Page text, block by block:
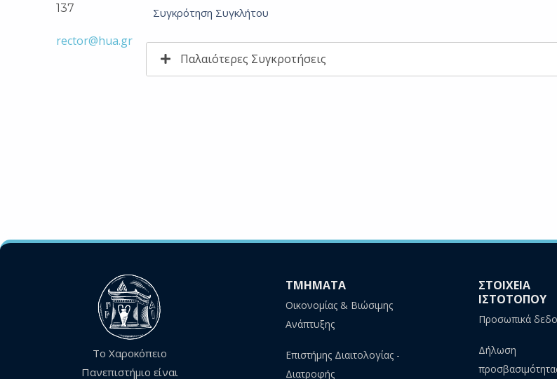
137
rector@hua.gr
Συγκρότηση Συγκλήτου
Παλαιότερες Συγκροτήσεις
Το Χαροκόπειο
Πανεπιστήμιο είναι
ΤΜΗΜΑΤΑ
Οικονομίας & Βιώσιμης
Ανάπτυξης
Επιστήμης Διαιτολογίας -
Διατροφής
ΣΤΟΙΧΕΙΑ
ΙΣΤΟΤΟΠΟΥ
Προσωπικά
Δήλωση